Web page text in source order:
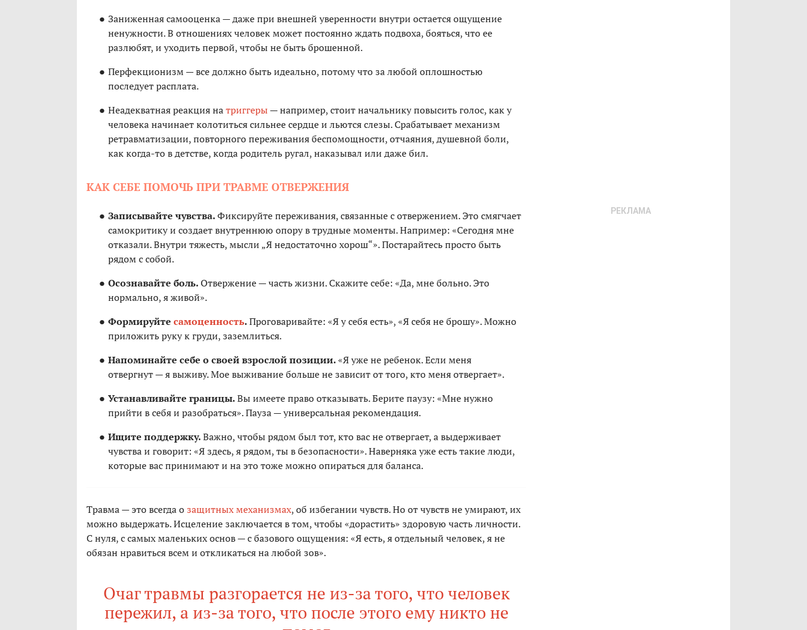
Заниженная самооценка — даже при внешней уверенности внутри остается ощущение
ненужности. В отношениях человек может постоянно ждать подвоха, бояться, что ее
разлюбят, и уходить первой, чтобы не быть брошенной.
Перфекционизм — все должно быть идеально, потому что за любой оплошностью
последует расплата.
Неадекватная реакция натриггеры— например, стоит начальнику повысить голос, как у
человека начинает колотиться сильнее сердце и льются слезы. Срабатывает механизм
ретравматизации, повторного переживания беспомощности, отчаяния, душевной боли,
как когда-то в детстве, когда родитель ругал, наказывал или даже бил.
КАК СЕБЕ ПОМОЧЬ ПРИ ТРАВМЕ ОТВЕРЖЕНИЯ
Записывайте чувства.Фиксируйте переживания, связанные с отвержением. Это смягчает
самокритику и создает внутреннюю опору в трудные моменты. Например: «Сегодня мне
отказали. Внутри тяжесть, мысли „Я недостаточно хорош“». Постарайтесь просто быть
рядом с собой.
Осознавайте боль.Отвержение — часть жизни. Скажите себе: «Да, мне больно. Это
нормально, я живой».
Формируйте самоценность.Проговаривайте: «Я у себя есть», «Я себя не брошу». Можно
приложить руку к груди, заземлиться.
Напоминайте себе о своей взрослой позиции.«Я уже не ребенок. Если меня
отвергнут — я выживу. Мое выживание больше не зависит от того, кто меня отвергает».
Устанавливайте границы.Вы имеете право отказывать. Берите паузу: «Мне нужно
прийти в себя и разобраться». Пауза — универсальная рекомендация.
Ищите поддержку.Важно, чтобы рядом был тот, кто вас не отвергает, а выдерживает
чувства и говорит: «Я здесь, я рядом, ты в безопасности». Наверняка уже есть такие люди,
которые вас принимают и на это тоже можно опираться для баланса.
Травма — это всегда озащитных механизмах, об избегании чувств. Но от чувств не умирают, их
можно выдержать. Исцеление заключается в том, чтобы «дорастить» здоровую часть личности.
С нуля, с самых маленьких основ — с базового ощущения: «Я есть, я отдельный человек, я не
обязан нравиться всем и откликаться на любой зов».
Очаг травмы разгорается не из-за того, что человек
пережил, а из-за того, что после этого ему никто не